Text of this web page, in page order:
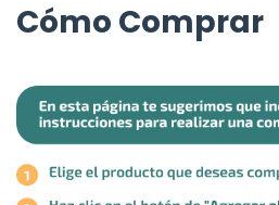
Cómo Comprar